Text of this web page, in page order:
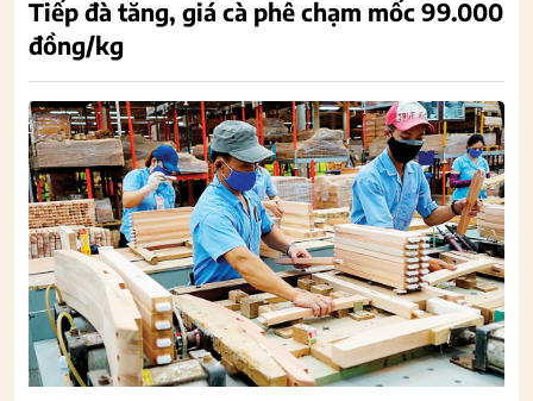
Tiếp đà tăng, giá cà phê chạm mốc 99.000
đồng/kg